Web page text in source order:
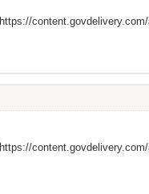
https://
https://